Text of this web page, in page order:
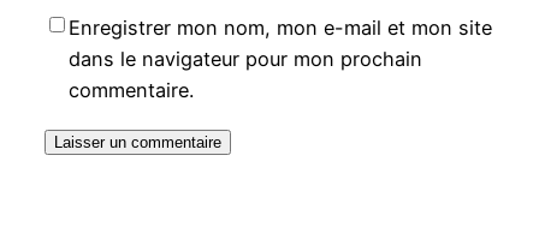
Enregistrer mon nom, mon e-mail et mon site
dans le navigateur pour mon prochain
commentaire.